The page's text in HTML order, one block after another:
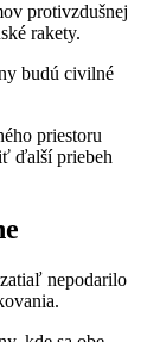
protivzdušnej
rakety.
budú civilné
priestoru
ďalší priebeh
nepodarilo